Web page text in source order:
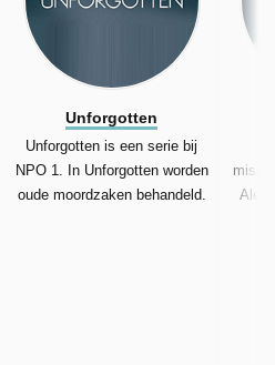
Unforgotten
Unforgotten is een serie bij
NPO 1. In Unforgotten worden
oude moordzaken behandeld.